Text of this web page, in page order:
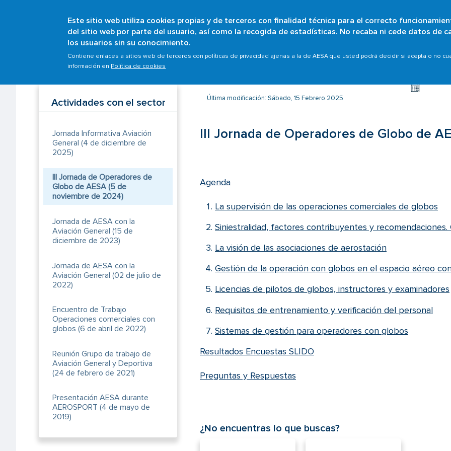
Este sitio web utiliza cookies propias y de terceros con finalidad técnica para el correcto
del sitio web por parte del usuario, así como la recogida de estadísticas. No recaba ni cede datos de
los usuarios sin su conocimiento.
Contiene enlaces a sitios web de terceros con políticas de privacidad ajenas a la de AESA que usted podrá decidir si acepta o no
información en Política de cookies
Pasar
al
principal
¿Quiénes somos? Particulares Organizaciones
Sobrescribir
de
ayuda
navegación
Ámbitos Aviación general Actividades con el sector III Jornada de Operadores de Globo de
Actividades con el sector
Jornada Informativa Aviación
General (4 de diciembre de
2025)
III Jornada de Operadores de
Globo de AESA (5 de
noviembre de 2024)
Jornada de AESA con la
Aviación General (15 de
diciembre de 2023)
Jornada de AESA con la
Aviación General (02 de julio de
2022)
Encuentro de Trabajo
Operaciones comerciales con
globos (6 de abril de 2022)
Reunión Grupo de trabajo de
Aviación General y Deportiva
(24 de febrero de 2021)
Presentación AESA durante
AEROSPORT (4 de mayo de
2019)
Última modificación: Sábado, 15 Febrero 2025
III Jornada de Operadores de Globo de
Agenda
La supervisión de las operaciones comerciales de globos
Siniestralidad, factores contribuyentes y
La visión de las asociaciones de aerostación
Gestión de la operación con globos en el espacio aéreo
Licencias de pilotos de globos, instructores y examinadores
Requisitos de entrenamiento y verificación del personal
Sistemas de gestión para operadores con globos
Resultados Encuestas SLIDO
Preguntas y Respuestas
¿No encuentras lo que buscas?